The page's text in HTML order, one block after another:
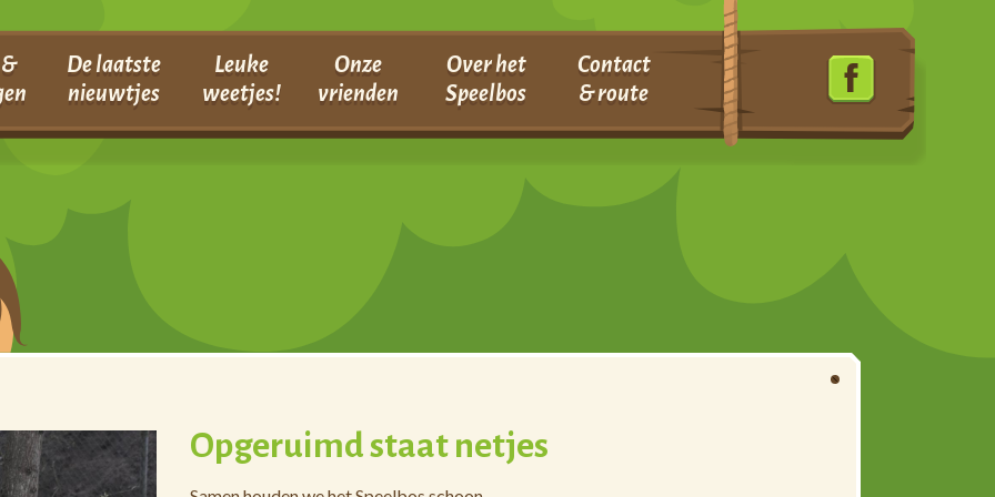
De laatste
nieuwtjes
Leuke
weetjes!
Onze
vrienden
Over het
Speelbos
Contact
& route
Opgeruimd staat netjes